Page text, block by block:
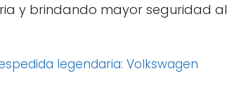
y brindando mayor seguridad al
legendaria: Volkswagen